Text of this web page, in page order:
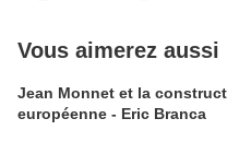
Vous aimerez aussi
Jean Monnet et la
européenne - Eric Branca